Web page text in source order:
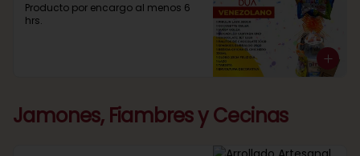
Producto por encargo al menos 6
hrs.
Jamones, Fiambres y Cecinas